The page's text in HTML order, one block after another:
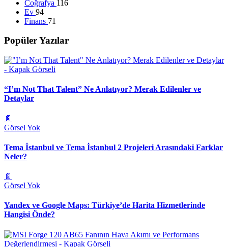
Coğrafya 116
Ev 94
Finans 71
Popüler Yazılar
“I’m Not That Talent” Ne Anlatıyor? Merak Edilenler ve
Detaylar
📄
Görsel Yok
Tema İstanbul ve Tema İstanbul 2 Projeleri Arasındaki Farklar
Neler?
📄
Görsel Yok
Yandex ve Google Maps: Türkiye’de Harita Hizmetlerinde
Hangisi Önde?